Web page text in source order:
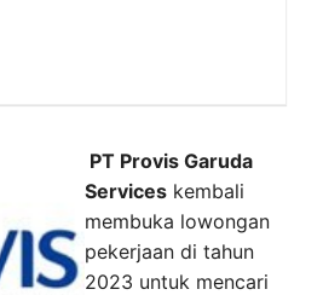
PT Provis Garuda
Services kembali
membuka lowongan
pekerjaan di tahun
2023 untuk mencari